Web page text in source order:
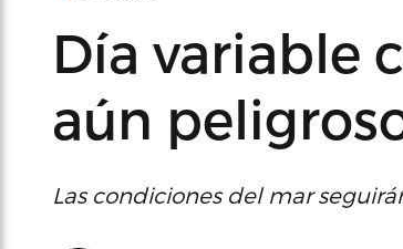
Día variable
aún
Las condiciones del mar